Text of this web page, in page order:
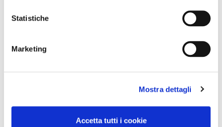
Statistiche
Marketing
Mostra dettagli
Accetta tutti i cookie